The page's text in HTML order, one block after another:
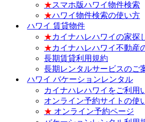
★スマホ版ハワイ物件検索
★ハワイ物件検索の使い方
ハワイ 賃貸物件
★カイナハレハワイの家探
★カイナハレハワイ不動産
長期賃貸利用規約
長期レンタルサービスのご
ハワイ バケーションレンタル
カイナハレハワイをご利用
オンライン予約サイトの使
★ オンライン予約ページ